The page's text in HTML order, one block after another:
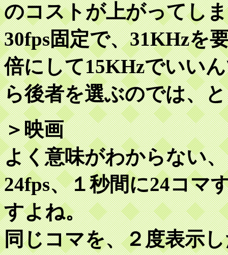
のコストが上がってし
30fps固定で、31KHzを
倍にして15KHzでいい
ら後者を選ぶのでは、
＞映画
よく意味がわからない
24fps、１秒間に24コマ
すよね。
同じコマを、２度表示